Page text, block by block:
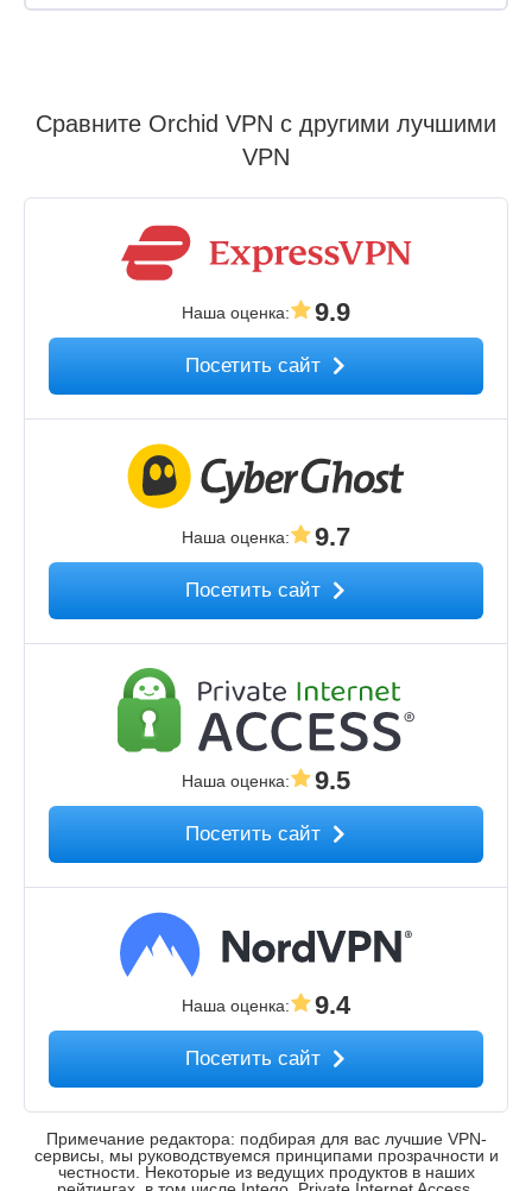
Сравните Orchid VPN с другими лучшими
VPN
Наша оценка: 9.9
Посетить сайт
Наша оценка: 9.7
Посетить сайт
Наша оценка: 9.5
Посетить сайт
Наша оценка: 9.4
Посетить сайт
Примечание редактора: подбирая для вас лучшие VPN-
сервисы, мы руководствуемся принципами прозрачности и
честности. Некоторые из ведущих продуктов в наших